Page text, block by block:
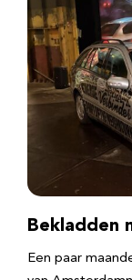
Bekladden
Een paar